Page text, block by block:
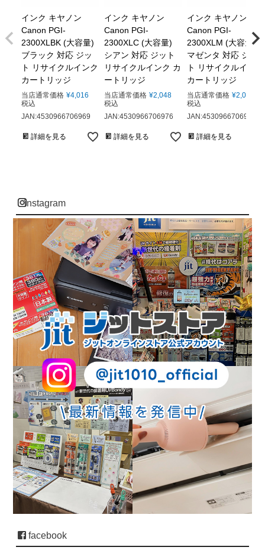
インク キヤノン
Canon PGI-
2300XLBK (大容量)
ブラック 対応 ジッ
ト リサイクルインク
カートリッジ
当店通常価格 ¥4,016
税込
JAN:4530966706969
詳細を見る
インク キヤノン
Canon PGI-
2300XLC (大容量)
シアン 対応 ジット
リサイクルインク カ
ートリッジ
当店通常価格 ¥2,048
税込
JAN:4530966706976
詳細を見る
インク キヤノン
Canon PGI-
2300XLM (大容量)
マゼンタ 対応 ジッ
ト リサイクルインク
カートリッジ
当店通常価格 ¥2,048
税込
JAN:4530966706983
詳細を見る
instagram
facebook